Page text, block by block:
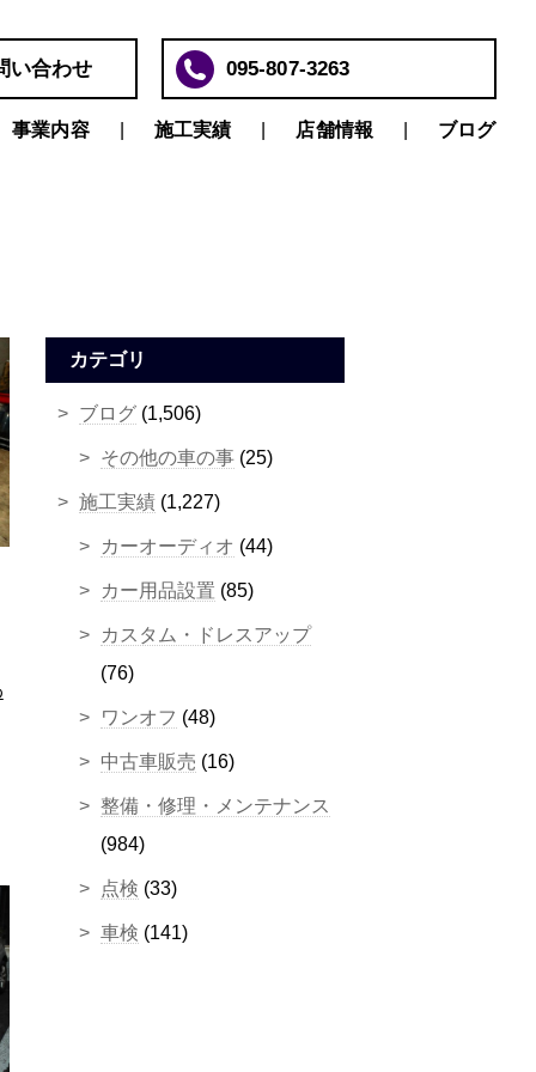
い合わせ 095-807-3263
事業内容 施工実績 店舗情報 ブログ
カテゴリ
ブログ (1,506)
その他の車の事 (25)
施工実績 (1,227)
カーオーディオ (44)
カー用品設置 (85)
カスタム・ドレスアップ
(76)
ワンオフ (48)
中古車販売 (16)
整備・修理・メンテナンス
(984)
点検 (33)
車検 (141)